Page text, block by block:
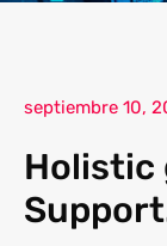
septiembre 10,
Holistic